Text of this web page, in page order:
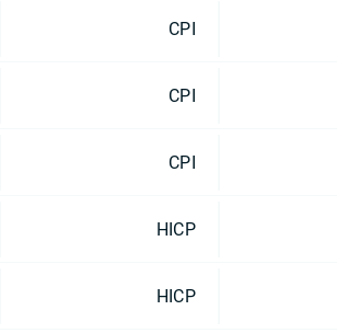
CPI
CPI
CPI
HICP
HICP